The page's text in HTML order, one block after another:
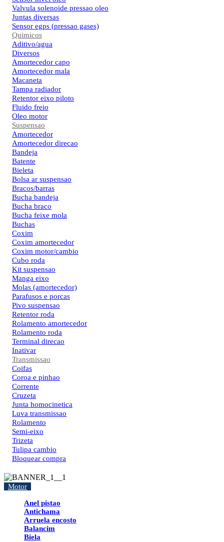
Valvula solenoide pressao oleo
Juntas diversas
Sensor egps (pressao gases)
Quimicos
Aditivo/agua
Diversos
Amortecedor capo
Amortecedor mala
Macaneta
Tampa radiador
Retentor eixo piloto
Fluido freio
Oleo motor
Suspensao
Amortecedor
Amortecedor direcao
Bandeja
Batente
Bieleta
Bolsa ar suspensao
Bracos/barras
Bucha bandeja
Bucha braco
Bucha feixe mola
Buchas
Coxim
Coxim amortecedor
Coxim motor/cambio
Cubo roda
Kit suspensao
Manga eixo
Molas (amortecedor)
Parafusos e porcas
Pivo suspensao
Retentor roda
Rolamento amortecedor
Rolamento roda
Terminal direcao
Inativar
Transmissao
Coifas
Coroa e pinhao
Corrente
Cruzeta
Junta homocinetica
Luva transmissao
Rolamento
Semi-eixo
Trizeta
Tulipa cambio
Bloquear compra
Motor
Anel pistao
Antichama
Arruela encosto
Balancim
Biela